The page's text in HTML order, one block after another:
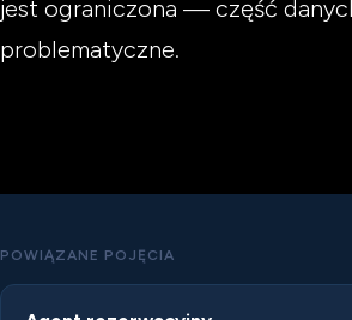
jest ograniczona — część
problematyczne.
POWIĄZANE POJĘCIA